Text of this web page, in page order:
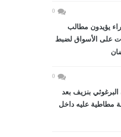
0
يؤيدون مطالب
على الأسواق لضبط
0
البرغوثي بنزيف بعد
مطاطية عليه داخل